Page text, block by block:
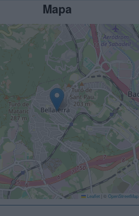
Mapa
Leaflet © OpenStreetMap